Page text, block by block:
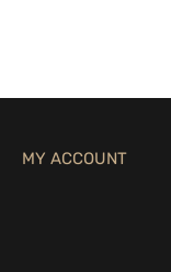
MY ACCOUNT